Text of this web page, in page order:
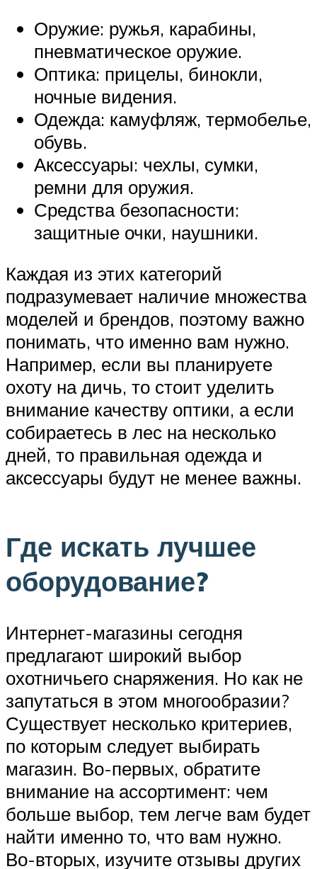
Оружие: ружья, карабины,
пневматическое оружие.
Оптика: прицелы, бинокли,
ночные видения.
Одежда: камуфляж, термобелье,
обувь.
Аксессуары: чехлы, сумки,
ремни для оружия.
Средства безопасности:
защитные очки, наушники.
Каждая из этих категорий
подразумевает наличие множества
моделей и брендов, поэтому важно
понимать, что именно вам нужно.
Например, если вы планируете
охоту на дичь, то стоит уделить
внимание качеству оптики, а если
собираетесь в лес на несколько
дней, то правильная одежда и
аксессуары будут не менее важны.
Где искать лучшее
оборудование?
Интернет-магазины сегодня
предлагают широкий выбор
охотничьего снаряжения. Но как не
запутаться в этом многообразии?
Существует несколько критериев,
по которым следует выбирать
магазин. Во-первых, обратите
внимание на ассортимент: чем
больше выбор, тем легче вам будет
найти именно то, что вам нужно.
Во-вторых, изучите отзывы других